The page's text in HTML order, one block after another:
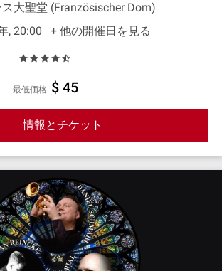
大聖堂 (Französischer Dom)
, 20:00
+ 他の開催日を見る
最低価格 $ 45
情報とチケット